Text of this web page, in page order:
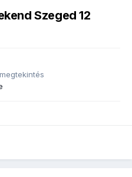
Szeged 12
megtekintés